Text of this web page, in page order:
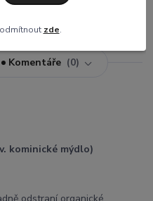
Komentáře 0
kominické mýdlo)
odstraní organické
zde.